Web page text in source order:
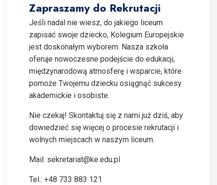
Zapraszamy do Rekrutacji
Jeśli nadal nie wiesz, do jakiego liceum
zapisać swoje dziecko, Kolegium Europejskie
jest doskonałym wyborem. Nasza szkoła
oferuje nowoczesne podejście do edukacji,
międzynarodową atmosferę i wsparcie, które
pomoże Twojemu dziecku osiągnąć sukcesy
akademickie i osobiste.
Nie czekaj! Skontaktuj się z nami już dziś, aby
dowiedzieć się więcej o procesie rekrutacji i
wolnych miejscach w naszym liceum.
Mail: sekretariat@ke.edu.pl
Tel.: +48 733 883 121